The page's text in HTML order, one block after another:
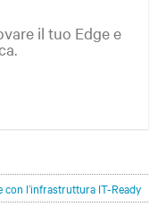
il tuo Edge e
La sfida è stare al passo
con l’infrastruttura IT-Ready